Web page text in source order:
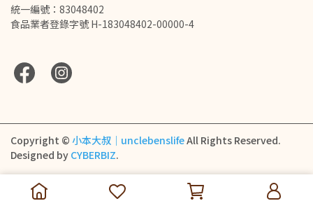
統一編號：83048402
食品業者登錄字號 H-183048402-00000-4
Copyright © 小本大叔｜unclebenslifeAll Rights Reserved.
Designed by CYBERBIZ.